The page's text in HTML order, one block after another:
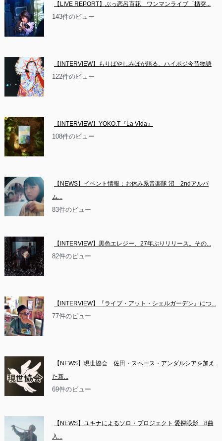
【LIVE REPORT】ぶっ恋呂百花　ワンマンライブ「楯突...
143件のビュー
【INTERVIEW】もりばやしみほが語る、ハイポジ今昔物語
122件のビュー
【INTERVIEW】YOKO.T『La Vida』
108件のビュー
【NEWS】イベント情報：お休み系音楽隊 沼　2ndアルバ
ム...
83件のビュー
【INTERVIEW】黒色エレジー、27年ぶりリリース。その...
82件のビュー
【INTERVIEW】『ライブ・アット・シェルガーデン』につ...
77件のビュー
【NEWS】現世協会　佐田・スペース・アンダルシアを加え
た新...
69件のビュー
【NEWS】ユキナによるソロ・プロジェクト 愛探眼影　8曲
入...